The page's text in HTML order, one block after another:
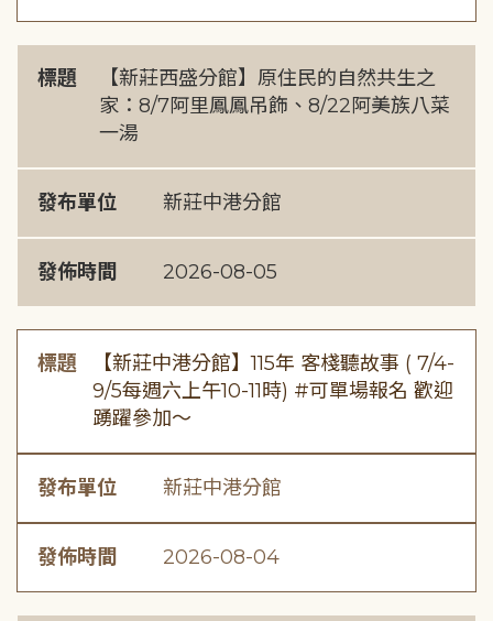
標題
【新莊西盛分館】原住民的自然共生之
家：8/7阿里鳳鳳吊飾、8/22阿美族八菜
一湯
發布單位 新莊中港分館
發佈時間 2026-08-05
標題
【新莊中港分館】115年 客棧聽故事 ( 7/4-
9/5每週六上午10-11時) #可單場報名 歡迎
踴躍參加～
發布單位 新莊中港分館
發佈時間 2026-08-04